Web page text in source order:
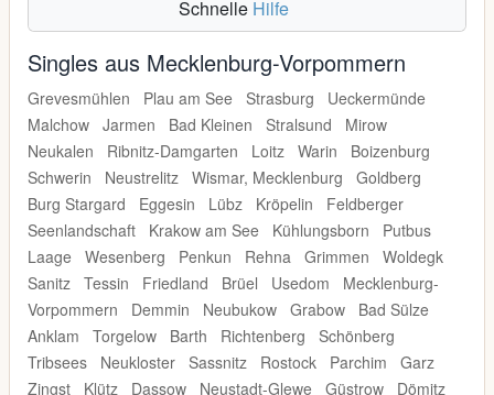
Schnelle Hilfe
Singles aus Mecklenburg-Vorpommern
Grevesmühlen Plau am See Strasburg
Ueckermünde
Malchow Jarmen Bad Kleinen Stralsund
Mirow
Neukalen
Ribnitz-Damgarten Loitz Warin
Boizenburg
Schwerin
Neustrelitz Wismar, Mecklenburg
Goldberg
Burg Stargard
Eggesin Lübz Kröpelin
Feldberger
Seenlandschaft
Krakow am See Kühlungsborn
Putbus
Laage
Wesenberg Penkun Rehna Grimmen
Woldegk
Sanitz Tessin Friedland Brüel Usedom
Mecklenburg-
Vorpommern
Demmin Neubukow Grabow
Bad Sülze
Anklam
Torgelow Barth Richtenberg
Schönberg
Tribsees
Neukloster Sassnitz Rostock Parchim
Garz
Zingst
Klütz Dassow Neustadt-Glewe Güstrow
Dömitz